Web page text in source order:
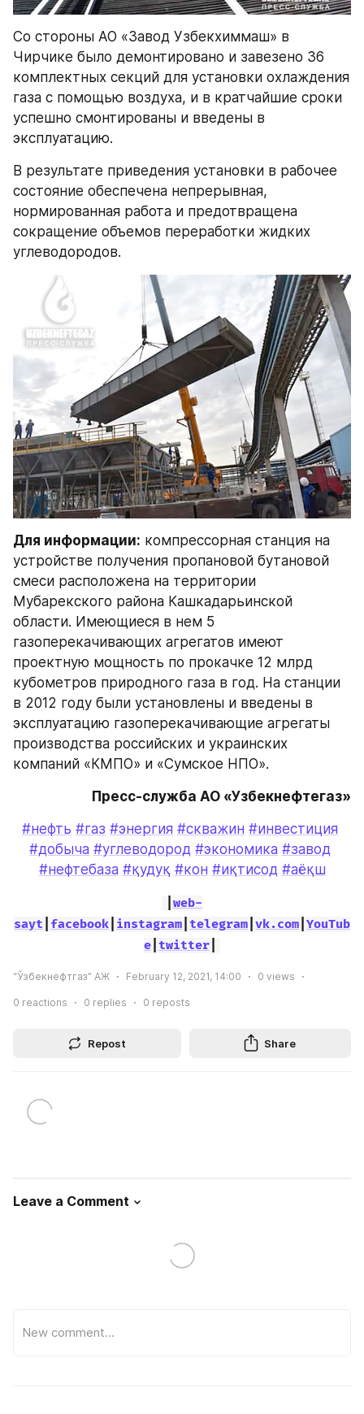
Со стороны АО «Завод Узбекхиммаш» в
Чирчике было демонтировано и завезено 36
комплектных секций для установки охлаждения
газа с помощью воздуха, и в кратчайшие сроки
успешно смонтированы и введены в
эксплуатацию.
В результате приведения установки в рабочее
состояние обеспечена непрерывная,
нормированная работа и предотвращена
сокращение объемов переработки жидких
углеводородов.
Для информации: компрессорная станция на
устройстве получения пропановой бутановой
смеси расположена на территории
Мубарекского района Кашкадарьинской
области. Имеющиеся в нем 5
газоперекачивающих агрегатов имеют
проектную мощность по прокачке 12 млрд
кубометров природного газа в год. На станции
в 2012 году были установлены и введены в
эксплуатацию газоперекачивающие агрегаты
производства российских и украинских
компаний «КМПО» и «Сумское НПО».
Пресс-служба АО «Узбекнефтегаз»
#нефть #газ #энергия #скважин #инвестиция
#добыча #углеводород #экономика #завод
#нефтебаза #қудуқ #кон #иқтисод #аёқш
web-
sayt facebook instagram telegram vk.com YouTub
e| twitter|
“Ўзбекнефтгаз” АЖ February 12, 2021, 14:00 0 views
0 reactions 0 replies 0 reposts
Repost Share
Leave a Comment